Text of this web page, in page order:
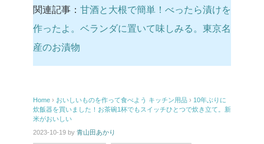
関連記事： 甘酒と大根で簡単！べったら漬けを
作ったよ。ベランダに置いて味しみる。東京名
産のお漬物
Home › おいしいものを作って食べよう キッチン用品 › 10年ぶりに
炊飯器を買いました！お茶碗1杯でもスイッチひとつで炊き立て。新
米がおいしい
2023-10-19 by 青山田あかり